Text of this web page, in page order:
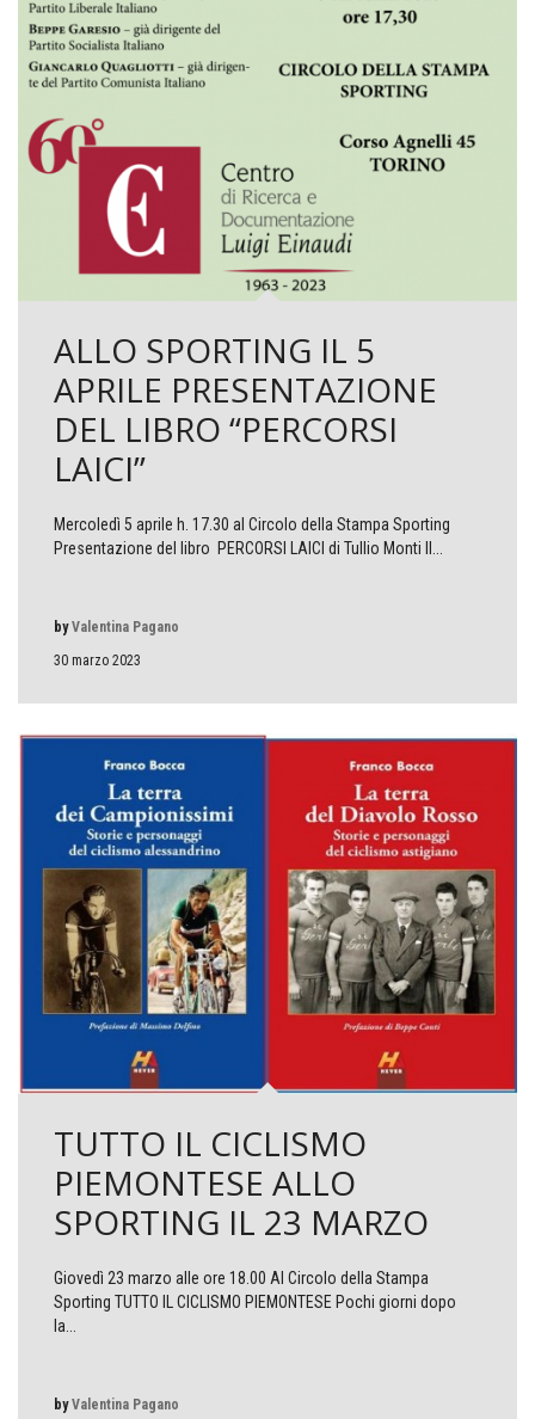
ALLO SPORTING IL 5
APRILE PRESENTAZIONE
DEL LIBRO “PERCORSI
LAICI”
Mercoledì 5 aprile h. 17.30 al Circolo della Stampa Sporting
Presentazione del libro PERCORSI LAICI di Tullio Monti Il...
30 marzo 2023
byValentina Pagano
TUTTO IL CICLISMO
PIEMONTESE ALLO
SPORTING IL 23 MARZO
Giovedì 23 marzo alle ore 18.00 Al Circolo della Stampa
Sporting TUTTO IL CICLISMO PIEMONTESE Pochi giorni dopo
la...
byValentina Pagano